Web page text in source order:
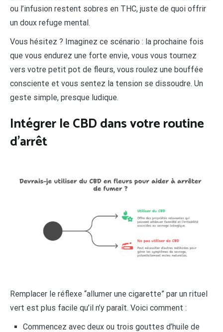
ou l’infusion restent sobres en THC, juste de quoi offrir
un doux refuge mental.
Vous hésitez ? Imaginez ce scénario : la prochaine fois
que vous endurez une forte envie, vous vous tournez
vers votre petit pot de fleurs, vous roulez une bouffée
consciente et vous sentez la tension se dissoudre. Un
geste simple, presque ludique.
Intégrer le CBD dans votre routine
d’arrêt
Remplacer le réflexe “allumer une cigarette” par un rituel
vert est plus facile qu’il n’y paraît. Voici comment :
Commencez avec deux ou trois gouttes d’huile de